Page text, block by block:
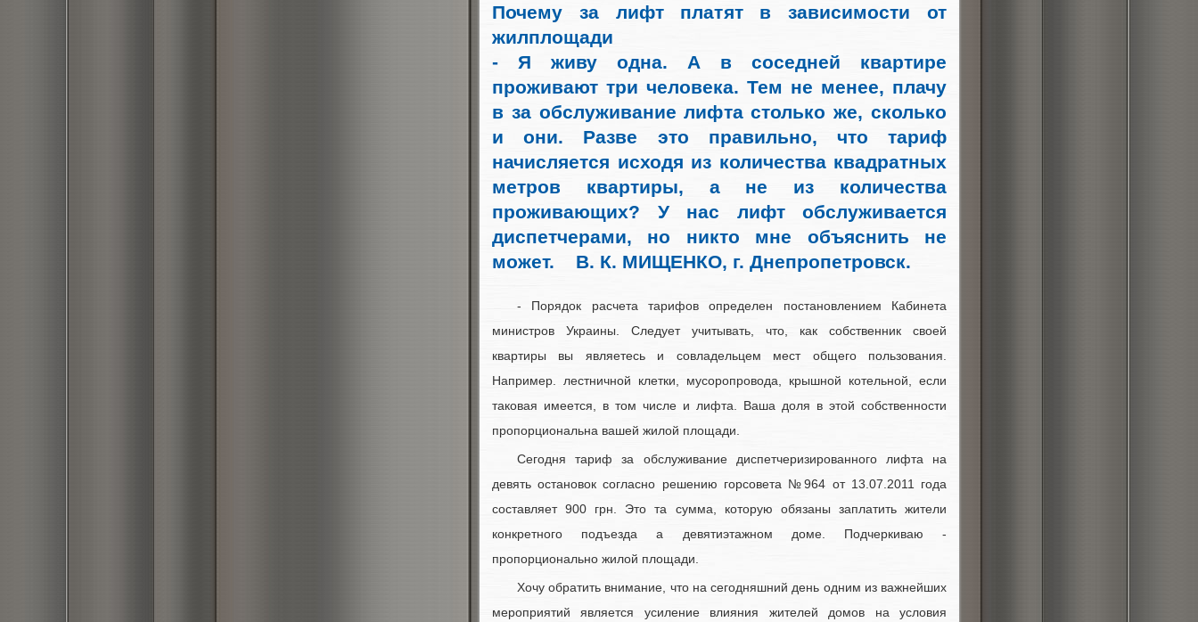
Почему за лифт платят в зависимости от
жилплощади
- Я живу одна. А в соседней квартире
проживают три человека. Тем не менее, плачу
в за обслуживание лифта столько же, сколько
и они. Разве это правильно, что тариф
начисляется исходя из количества квадратных
метров квартиры, а не из количества
проживающих? У нас лифт обслуживается
диспетчерами, но никто мне объяснить не
может. В. К. МИЩЕНКО, г. Днепропетровск.
- Порядок расчета тарифов определен постановлением Кабинета
министров Украины. Следует учитывать, что, как собственник своей
квартиры вы являетесь и совладельцем мест общего пользования.
Например. лестничной клетки, мусоропровода, крышной котельной, если
таковая имеется, в том числе и лифта. Ваша доля в этой собственности
пропорциональна вашей жилой площади.
Сегодня тариф за обслуживание диспетчеризированного лифта на
девять остановок согласно решению горсовета №964 от 13.07.2011 года
составляет 900 грн. Это та сумма, которую обязаны заплатить жители
конкретного подъезда а девятиэтажном доме. Подчеркиваю -
пропорционально жилой площади.
Хочу обратить внимание, что на сегодняшний день одним из важнейших
мероприятий является усиление влияния жителей домов на условия